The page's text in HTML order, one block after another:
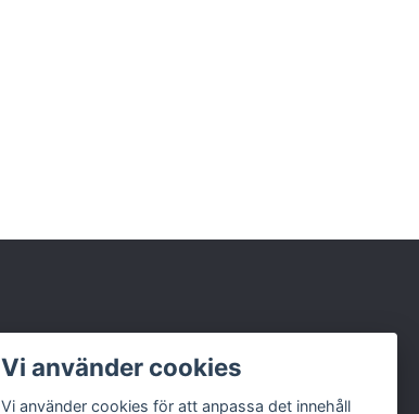
Vi använder cookies
Vi använder cookies för att anpassa det innehåll